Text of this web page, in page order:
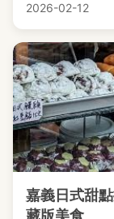
2026-02-12
嘉義日式甜
藏版美食